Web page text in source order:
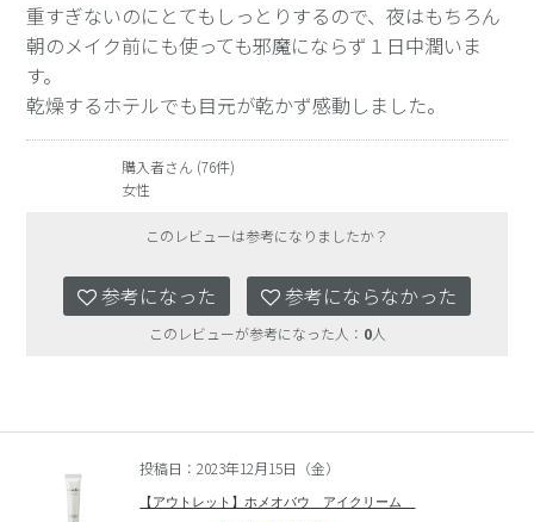
重すぎないのにとてもしっとりするので、夜はもちろん
朝のメイク前にも使っても邪魔にならず１日中潤いま
す。
乾燥するホテルでも目元が乾かず感動しました。
購入者さん (76件)
女性
このレビューは参考になりましたか？
参考になった 参考にならなかった
このレビューが参考になった人： 0人
投稿日：2023年12月15日（金）
【アウトレット】ホメオバウ アイクリーム